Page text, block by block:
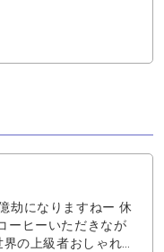
劫になりますねー 休
ーヒーいただきなが
の上級者おしゃれス